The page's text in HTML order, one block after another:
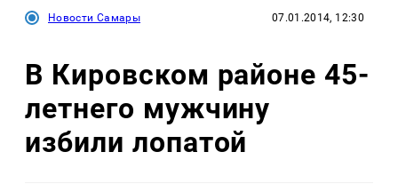
Новости Самары 07.01.2014, 12:30
В Кировском районе 45-
летнего мужчину
избили лопатой